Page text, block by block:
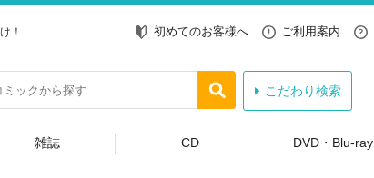
！ 初めてのお客様へ ご利用案内
こだわり検索
雑誌 CD DVD・Blu-ray